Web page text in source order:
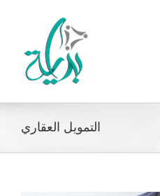
التمويل العقاري